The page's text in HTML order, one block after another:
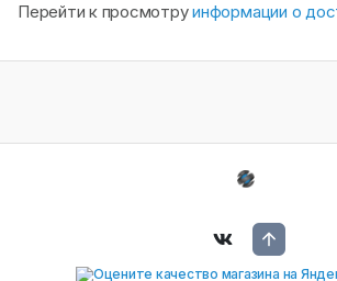
Перейти к просмотруинформации о